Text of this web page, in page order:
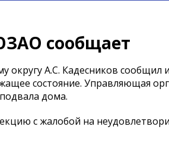
сообщает
А.С. Кадесников сообщил
состояние. Управляющая
дома.
с жалобой на